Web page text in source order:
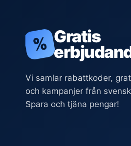
% Gratis
Vi samlar rabattkoder,
och kampanjer från
Spara och tjäna pengar!